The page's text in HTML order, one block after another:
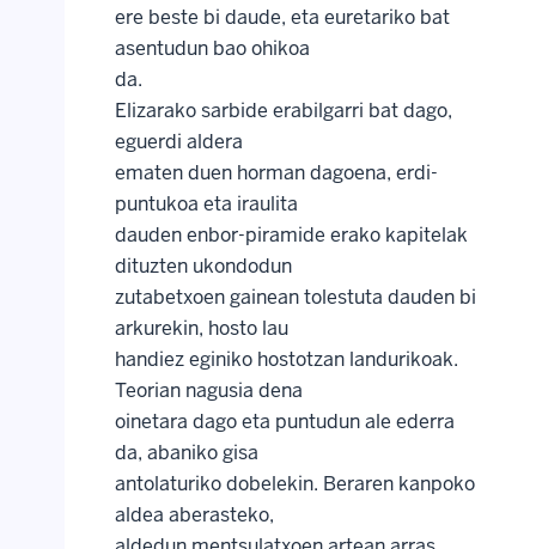
ere beste bi daude, eta euretariko bat
asentudun bao ohikoa
da.
Elizarako sarbide erabilgarri bat dago,
eguerdi aldera
ematen duen horman dagoena, erdi-
puntukoa eta iraulita
dauden enbor-piramide erako kapitelak
dituzten ukondodun
zutabetxoen gainean tolestuta dauden bi
arkurekin, hosto lau
handiez eginiko hostotzan landurikoak.
Teorian nagusia dena
oinetara dago eta puntudun ale ederra
da, abaniko gisa
antolaturiko dobelekin. Beraren kanpoko
aldea aberasteko,